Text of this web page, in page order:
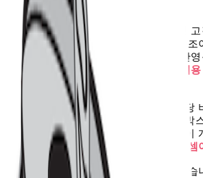
구조를 가집니다. 높은 적립률은 분명
생할 때마다 비용이 함께 늘어나는 구
으로는 결국 수수료나 상품 가격에 반
을 책정하듯, 높은 적립률 역시 결국 비
경쟁력이 되기 어렵습니다.
이나 OTT처럼, 많이 사용할수록 단위당
팡의 로켓배송은 물량이 늘어날수록 박
정된 상태에서 이용자가 늘수록 효율
니스 전체의 효율 개선으로 이어지는 셈
역시 멤버십 전략 변화를 시도하고 있